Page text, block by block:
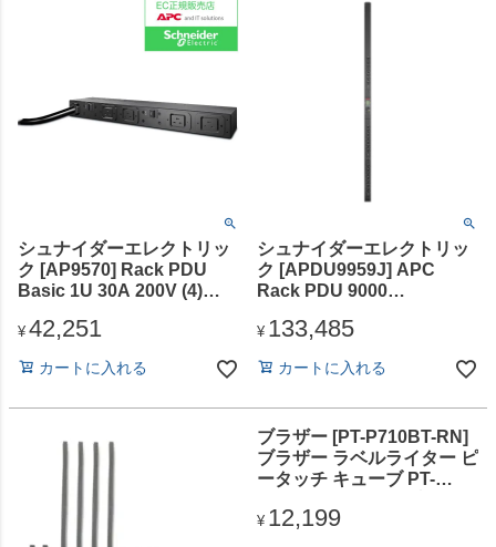
シュナイダーエレクトリッ
ク [AP9570] Rack PDU
Basic 1U 30A 200V (4)
¥ 42,251
カートに入れる
シュナイダーエレクトリッ
ク [APDU9959J] APC
Rack PDU 9000
100/200V、(21) C13/C15 &
¥ 133,485
カートに入れる
ブラザー [PT-P710BT-RN]
ブラザー ラベルライター ピ
ータッチ キューブ PT-
応/3.5mm～24mm幅/TZeテ
¥ 12,199